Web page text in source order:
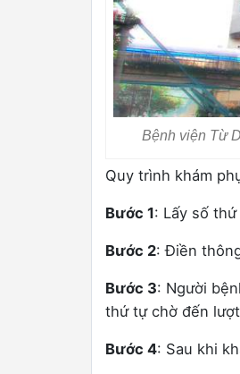
Bệnh viện Từ
Quy trình khám
Bước 1: Lấy số
Bước 2: Điền
Bước 3: Người
thứ tự chờ đến
Bước 4: Sau khi